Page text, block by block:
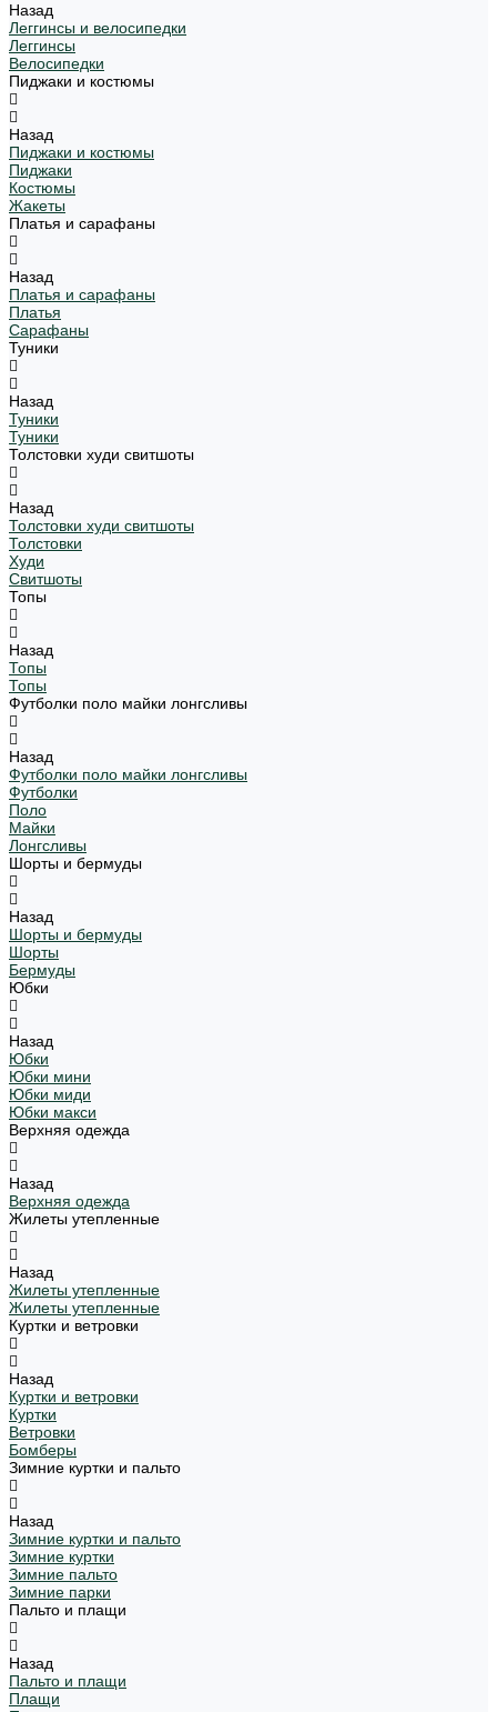
Назад
Леггинсы и велосипедки
Леггинсы
Велосипедки
Пиджаки и костюмы
Назад
Пиджаки и костюмы
Пиджаки
Костюмы
Жакеты
Платья и сарафаны
Назад
Платья и сарафаны
Платья
Сарафаны
Туники
Назад
Туники
Туники
Толстовки худи свитшоты
Назад
Толстовки худи свитшоты
Толстовки
Худи
Свитшоты
Топы
Назад
Топы
Топы
Футболки поло майки лонгсливы
Назад
Футболки поло майки лонгсливы
Футболки
Поло
Майки
Лонгсливы
Шорты и бермуды
Назад
Шорты и бермуды
Шорты
Бермуды
Юбки
Назад
Юбки
Юбки мини
Юбки миди
Юбки макси
Верхняя одежда
Назад
Верхняя одежда
Жилеты утепленные
Назад
Жилеты утепленные
Жилеты утепленные
Куртки и ветровки
Назад
Куртки и ветровки
Куртки
Ветровки
Бомберы
Зимние куртки и пальто
Назад
Зимние куртки и пальто
Зимние куртки
Зимние пальто
Зимние парки
Пальто и плащи
Назад
Пальто и плащи
Плащи